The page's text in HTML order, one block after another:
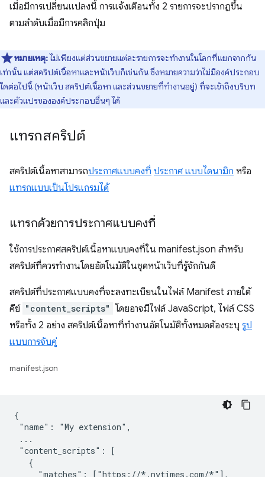
เมื่อมีการเปลี่ยนแปลงนี้ การแจ้งเตือนทั้ง 2 รายการจะปรากฏขึ้น
ตามลำดับเมื่อมีการคลิกปุ่ม
หมายเหตุ:ไม่เพียงแต่ส่วนขยายแต่ละรายการจะทำงานในโลกที่แยกจากกัน
เท่านั้น แต่สคริปต์เนื้อหาและหน้าเว็บก็เช่นกัน ซึ่งหมายความว่าไม่มีองค์ประกอบ
ใดต่อไปนี้ (หน้าเว็บ สคริปต์เนื้อหา และส่วนขยายที่ทำงานอยู่) ที่จะเข้าถึงบริบท
และตัวแปรขององค์ประกอบอื่นๆ ได้
แทรกสคริปต์
สคริปต์เนื้อหาสามารถประกาศแบบคงที่ ประกาศ แบบไดนามิก หรือ
แทรกแบบเป็นโปรแกรมได้
แทรกด้วยการประกาศแบบคงที่
ใช้การประกาศสคริปต์เนื้อหาแบบคงที่ใน manifest.json สำหรับ
สคริปต์ที่ควรทำงานโดยอัตโนมัติในชุดหน้าเว็บที่รู้จักกันดี
สคริปต์ที่ประกาศแบบคงที่จะลงทะเบียนในไฟล์ Manifest ภายใต้
คีย์ "content_scripts" โดยอาจมีไฟล์ JavaScript, ไฟล์ CSS
หรือทั้ง 2 อย่าง สคริปต์เนื้อหาที่ทำงานอัตโนมัติทั้งหมดต้องระบุ รูป
แบบการจับคู่
manifest.json
{
"name": "My extension",
...
"content_scripts": [
   {
     "matches": ["https://*.nytimes.com/*"],